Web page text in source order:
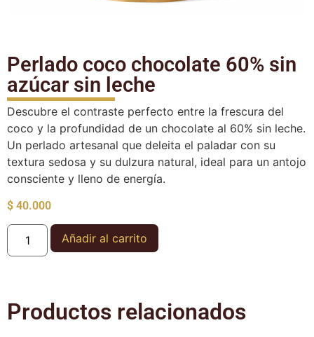
Perlado coco chocolate 60% sin
azúcar sin leche
Descubre el contraste perfecto entre la frescura del
coco y la profundidad de un chocolate al 60% sin leche.
Un perlado artesanal que deleita el paladar con su
textura sedosa y su dulzura natural, ideal para un antojo
consciente y lleno de energía.
$ 40.000
Añadir al carrito
Productos relacionados